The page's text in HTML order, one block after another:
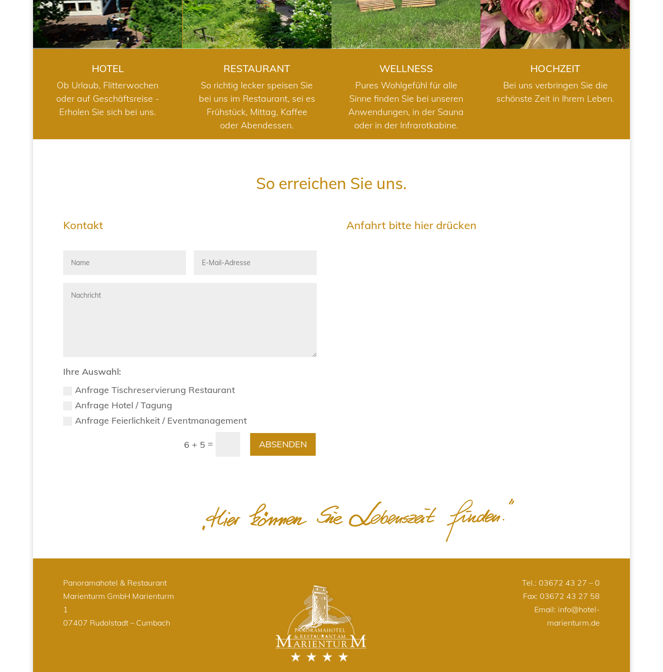
HOTEL
Ob Urlaub, Flitterwochen
oder auf Geschäftsreise -
Erholen Sie sich bei uns.
RESTAURANT
So richtig lecker speisen Sie
bei uns im Restaurant, sei es
Frühstück, Mittag, Kaffee
oder Abendessen.
WELLNESS
Pures Wohlgefühl für alle
Sinne finden Sie bei unseren
Anwendungen, in der Sauna
oder in der Infrarotkabine.
HOCHZEIT
Bei uns verbringen Sie die
schönste Zeit in Ihrem Leben.
So erreichen Sie uns.
Kontakt
Ihre Auswahl:
Anfrage Tischreservierung Restaurant
Anfrage Hotel / Tagung
Anfrage Feierlichkeit / Eventmanagement
6 + 5 = ABSENDEN
Anfahrt bitte hier drücken
Panoramahotel & Restaurant
Marienturm GmbH Marienturm
1
07407 Rudolstadt – Cumbach
Tel.: 03672 43 27 – 0
Fax: 03672 43 27 58
Email: info@hotel-
marienturm.de